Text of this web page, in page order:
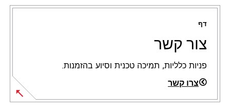
דף
צור קשר
פניות כלליות, תמיכה טכנית וסיוע בהזמנות.
צרו קשר